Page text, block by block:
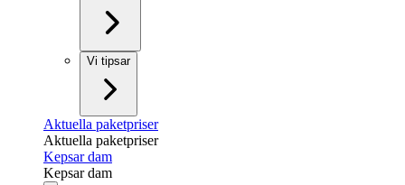
Vi tipsar
Aktuella paketpriser
Aktuella paketpriser
Kepsar dam
Kepsar dam